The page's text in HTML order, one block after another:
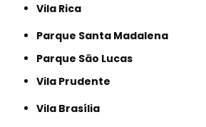
Vila Rica
Parque Santa Madalena
Parque São Lucas
Vila Prudente
Vila Brasília